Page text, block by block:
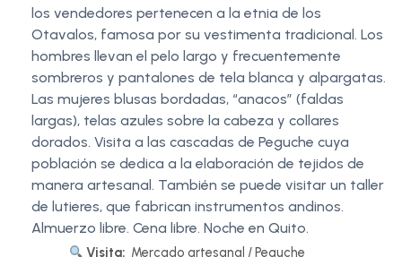
los vendedores pertenecen a la etnia de los
Otavalos, famosa por su vestimenta tradicional. Los
hombres llevan el pelo largo y frecuentemente
sombreros y pantalones de tela blanca y alpargatas.
Las mujeres blusas bordadas, “anacos” (faldas
largas), telas azules sobre la cabeza y collares
dorados. Visita a las cascadas de Peguche cuya
población se dedica a la elaboración de tejidos de
manera artesanal. También se puede visitar un taller
de lutieres, que fabrican instrumentos andinos.
Almuerzo libre. Cena libre. Noche en Quito.
Visita: Mercado artesanal / Peguche